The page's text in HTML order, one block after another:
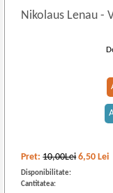
Nikolaus Lenau-
Pret:10,00Lei 6,50 Lei
Disponibilitate:
Cantitatea: